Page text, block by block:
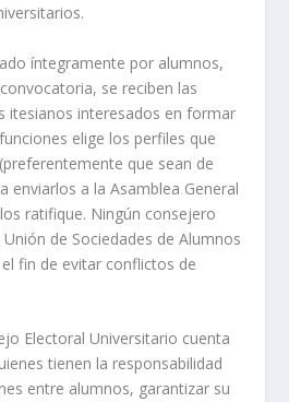
íntegramente por alumnos,
se reciben las
itesianos interesados en formar
elige los perfiles que
que sean de
enviarlos a la Asamblea General
ratifique. Ningún consejero
de Sociedades de Alumnos
el fin de evitar conflictos de
Electoral Universitario cuenta
tienen la responsabilidad
entre alumnos, garantizar su